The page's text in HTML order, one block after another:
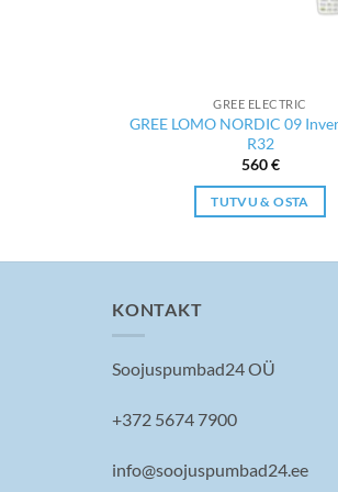
GREE ELECTRIC
GREE LOMO NORDIC 09
R32
560€
TUTVU & OSTA
KONTAKT
Soojuspumbad24 OÜ
+372 5674 7900
info@soojuspumbad24.ee